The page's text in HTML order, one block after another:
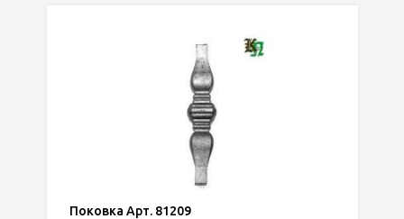
Поковка Арт. 81209